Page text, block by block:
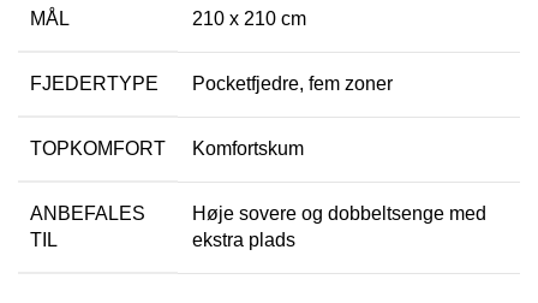
MÅL 210 x 210 cm
FJEDERTYPE Pocketfjedre, fem zoner
TOPKOMFORT Komfortskum
ANBEFALES
TIL
Høje sovere og dobbeltsenge med
ekstra plads